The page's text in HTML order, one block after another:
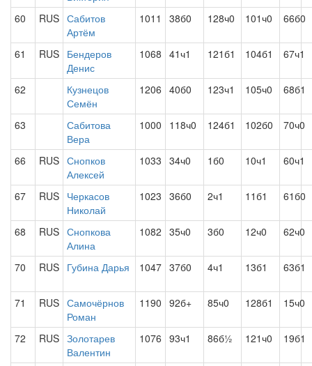
60 RUS Сабитов
Артём
1011 38б0 128ч0 101ч0 66б0
61 RUS Бендеров
Денис
1068 41ч1 121б1 104б1 67ч1
62
Кузнецов
Семён
1206 40б0 123ч1 105ч0 68б1
63
Сабитова
Вера
1000 118ч0 124б1 102б0 70ч0
66 RUS Снопков
Алексей
1033 34ч0 1б0 10ч1 60ч1
67 RUS Черкасов
Николай
1023 36б0 2ч1 11б1 61б0
68 RUS Снопкова
Алина
1082 35ч0 3б0 12ч0 62ч0
70 RUS Губина Дарья 1047 37б0 4ч1 13б1 63б1
71 RUS Самочёрнов
Роман
1190 92б+ 85ч0 128б1 15ч0
72 RUS Золотарев
Валентин
1076 93ч1 86б½ 121ч0 19б1